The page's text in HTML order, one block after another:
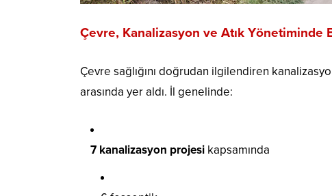
Çevre, Kanalizasyon ve Atık Yönetiminde
Çevre sağlığını doğrudan ilgilendiren
arasında yer aldı. İl genelinde:
7 kanalizasyon projesi kapsamında